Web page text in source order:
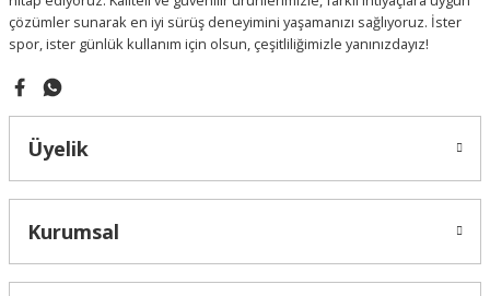
Gönder
çözümler sunarak en iyi sürüş deneyimini yaşamanızı sağlıyoruz. İster
spor, ister günlük kullanım için olsun, çeşitliliğimizle yanınızdayız!
Üyelik
Kurumsal